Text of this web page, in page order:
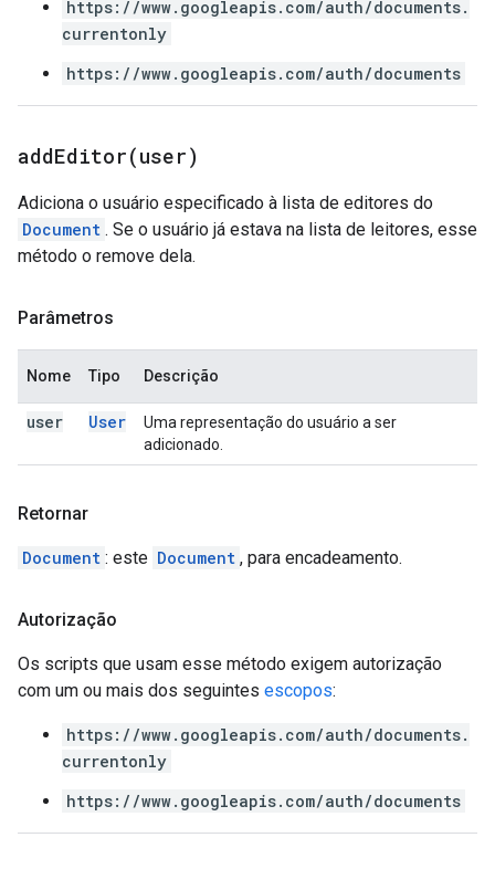
https://www.googleapis.com/auth/documents.
currentonly
https://www.googleapis.com/auth/documents
addEditor(user)
Adiciona o usuário especificado à lista de editores do
Document . Se o usuário já estava na lista de leitores, esse
método o remove dela.
Parâmetros
Nome Tipo Descrição
user User
Uma representação do usuário a ser
adicionado.
Retornar
Document : este Document , para encadeamento.
Autorização
Os scripts que usam esse método exigem autorização
com um ou mais dos seguintes escopos:
https://www.googleapis.com/auth/documents.
currentonly
https://www.googleapis.com/auth/documents